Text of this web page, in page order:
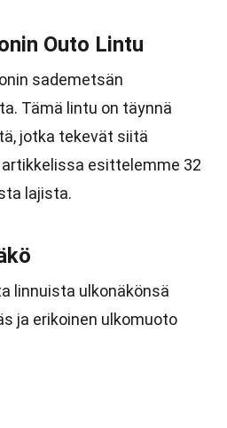
Outo Lintu
sademetsän
Tämä lintu on täynnä
jotka tekevät siitä
esittelemme 32
lajista.
linnuista ulkonäkönsä
ja erikoinen ulkomuoto